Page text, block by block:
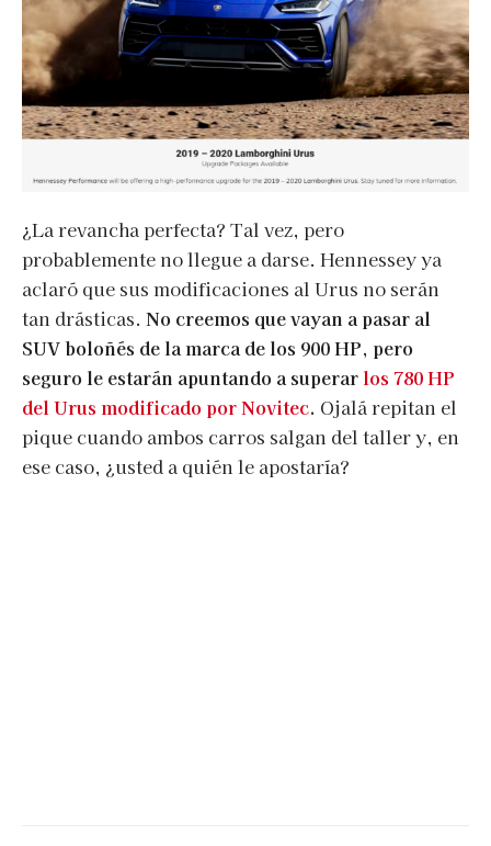
¿La revancha perfecta? Tal vez, pero
probablemente no llegue a darse. Hennessey ya
aclaró que sus modificaciones al Urus no serán
tan drásticas. No creemos que vayan a pasar al
SUV boloñés de la marca de los 900 HP, pero
seguro le estarán apuntando a superar los 780 HP
del Urus modificado por Novitec. Ojalá repitan el
pique cuando ambos carros salgan del taller y, en
ese caso, ¿usted a quién le apostaría?